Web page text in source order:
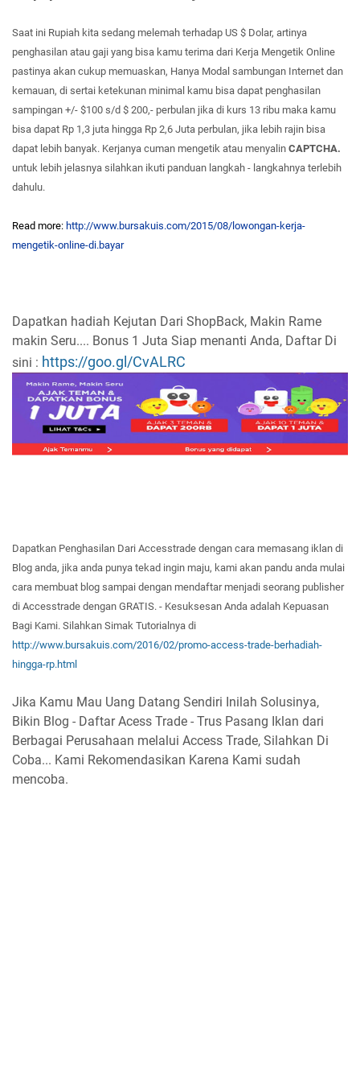
Saat ini Rupiah kita sedang melemah terhadap US $ Dolar, artinya
penghasilan atau gaji yang bisa kamu terima dari Kerja Mengetik Online
pastinya akan cukup memuaskan, Hanya Modal sambungan Internet dan
kemauan, di sertai ketekunan minimal kamu bisa dapat penghasilan
sampingan +/- $100 s/d $ 200,- perbulan jika di kurs 13 ribu maka kamu
bisa dapat Rp 1,3 juta hingga Rp 2,6 Juta perbulan, jika lebih rajin bisa
dapat lebih banyak. Kerjanya cuman mengetik atau menyalin CAPTCHA.
untuk lebih jelasnya silahkan ikuti panduan langkah - langkahnya terlebih
dahulu.
Read more: http://www.bursakuis.com/2015/08/lowongan-kerja-
mengetik-online-di.bayar
Dapatkan hadiah Kejutan Dari ShopBack, Makin Rame
makin Seru.... Bonus 1 Juta Siap menanti Anda, Daftar Di
sini : https://goo.gl/CvALRC
Dapatkan Penghasilan Dari Accesstrade dengan cara memasang iklan di
Blog anda, jika anda punya tekad ingin maju, kami akan pandu anda mulai
cara membuat b log sampai dengan mendaftar menjadi seorang publisher
di Accesstrade dengan GRATIS. - Kesuksesan Anda adalah Kepuasan
Bagi Kami. Silahkan Simak Tutorialnya di
http://www.bursakuis.com/2016/02/promo-access-trade-berhadiah-
hingga-rp.html
Jika Kamu Mau Uang Datang Sendiri Inilah Solusinya,
Bikin Blog - Daftar Acess Trade - Trus Pasang Iklan dari
Berbagai Perusahaan melalui Access Trade, Silahkan Di
Coba... Kami Rekomendasikan Karena Kami sudah
mencoba.